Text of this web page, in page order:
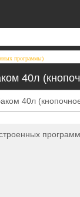
программы)
40л